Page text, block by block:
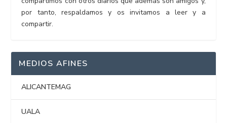
por tanto, respaldamos y os invitamos a leer y a
compartir.
MEDIOS AFINES
ALICANTEMAG
UALA